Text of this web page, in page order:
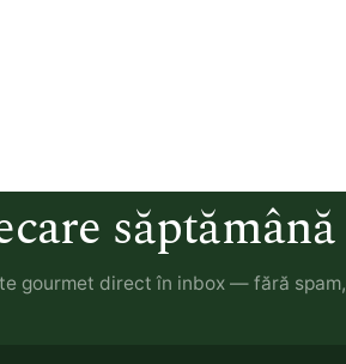
săptămână
gourmet direct în inbox — fără spam,